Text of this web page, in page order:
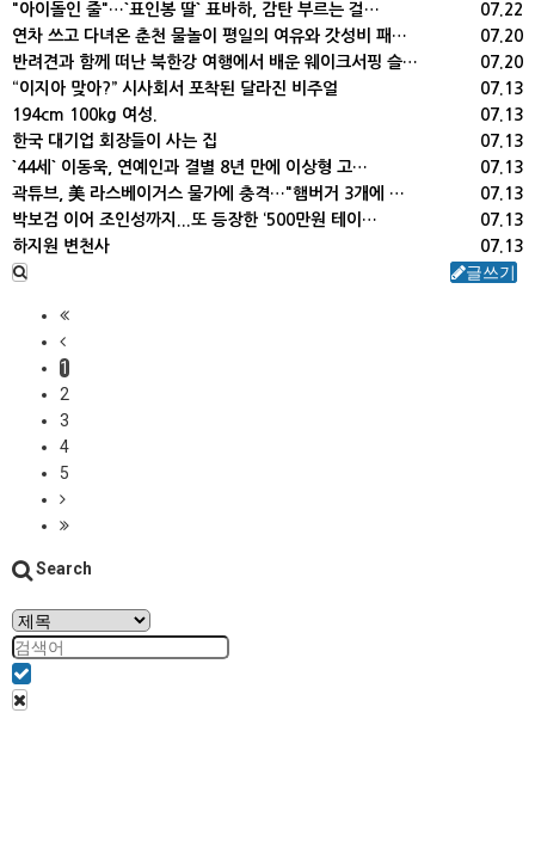
07.22
"아이돌인 줄"…`표인봉 딸` 표바하, 감탄 부르는 걸…
07.20
연차 쓰고 다녀온 춘천 물놀이 평일의 여유와 갓성비 패…
07.20
반려견과 함께 떠난 북한강 여행에서 배운 웨이크서핑 슬…
07.13
“이지아 맞아?” 시사회서 포착된 달라진 비주얼
07.13
194cm 100kg 여성.
07.13
한국 대기업 회장들이 사는 집
07.13
`44세` 이동욱, 연예인과 결별 8년 만에 이상형 고…
07.13
곽튜브, 美 라스베이거스 물가에 충격…"햄버거 3개에 …
07.13
박보검 이어 조인성까지...또 등장한 ‘500만원 테이…
07.13
하지원 변천사
글쓰기
1
2
3
4
5
Search